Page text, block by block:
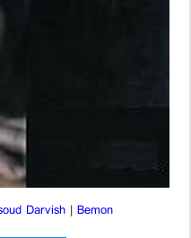
Darvish| Bemon